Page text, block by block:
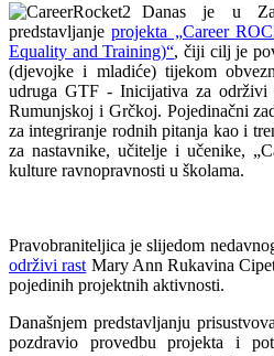
Danas je u
predstavljanjeprojekta „Career
Equality and Training)“, čiji cilj je
(djevojke i mladiće) tijekom
udruga GTF - Inicijativa za održivi
Rumunjskoj i Grčkoj. Pojedinačni
za integriranje rodnih pitanja kao i
za nastavnike, učitelje i učenike,
kulture ravnopravnosti u školama.
Pravobraniteljica je slijedom
održivi rast Mary Ann Rukavina
pojedinih projektnih aktivnosti.
Današnjem predstavljanju
pozdravio provedbu projekta i